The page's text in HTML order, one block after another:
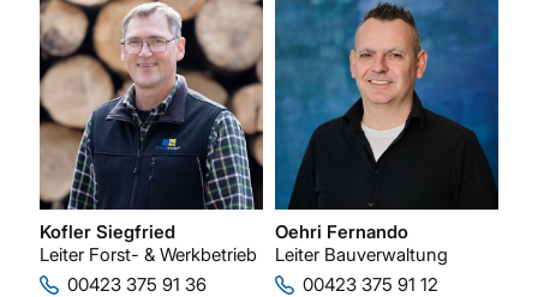
Kofler Siegfried
Leiter Forst- & Werkbetrieb
00423 375 91 36
Oehri Fernando
Leiter Bauverwaltung
00423 375 91 12